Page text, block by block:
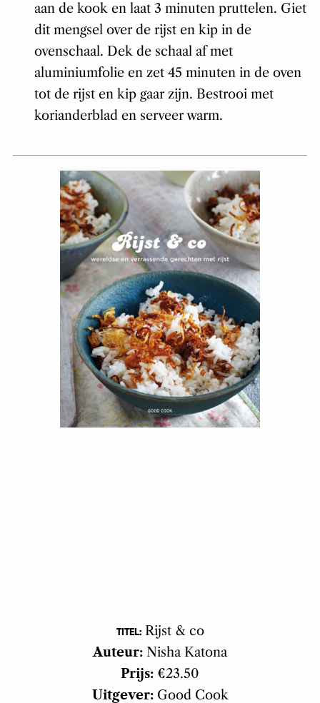
aan de kook en laat 3 minuten pruttelen. Giet
dit mengsel over de rijst en kip in de
ovenschaal. Dek de schaal af met
aluminiumfolie en zet 45 minuten in de oven
tot de rijst en kip gaar zijn. Bestrooi met
korianderblad en serveer warm.
TITEL:Rijst & co
Auteur: Nisha Katona
Prijs: €23.50
Uitgever:Good Cook